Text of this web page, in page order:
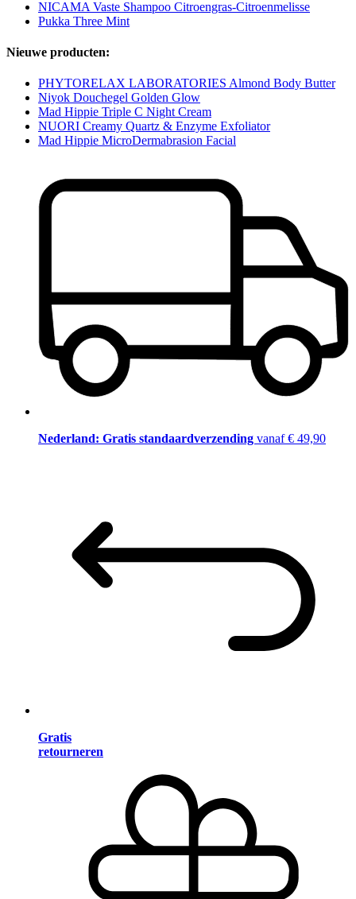
NICAMA Vaste Shampoo Citroengras-Citroenmelisse
Pukka Three Mint
Nieuwe producten:
PHYTORELAX LABORATORIES Almond Body Butter
Niyok Douchegel Golden Glow
Mad Hippie Triple C Night Cream
NUORI Creamy Quartz & Enzyme Exfoliator
Mad Hippie MicroDermabrasion Facial
Nederland: Gratis standaardverzending vanaf € 49,90
Gratis
retourneren